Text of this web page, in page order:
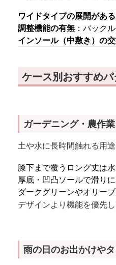
ワイドタイプの展開があ
調整機能の有無 ：バック
インソール（中敷き）の
ケース別おすすめ
ガーデニング・農作
土や水に長時間触れる用途
膝下まで覆うロング丈は
厚底・凹凸ソールで滑り
ダークグリーンやオリー
デザインより機能を優先
雨の日のお出かけや